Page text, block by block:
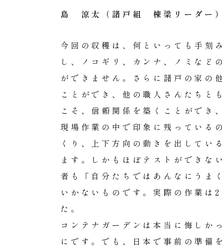
島 涼太（諸戸組 棟梁リーダー
今回の収穫は、何といっても手刻
し、ノコギリ、カンナ、ノミなど
ができません。さらに諸戸の家の
ことができ、他の職人さんたち
こそ、信頼関係を築くことができ
現場作業の中で印象に残っている
くり、上下方向の動きを出して
ます。しかもほぼテストができ
者も「自分たちではあんなにうま
いかないものです。実際の作業は
た。
コンテナガーデンは本当に悔しか
にです。でも、日本で事前の準備